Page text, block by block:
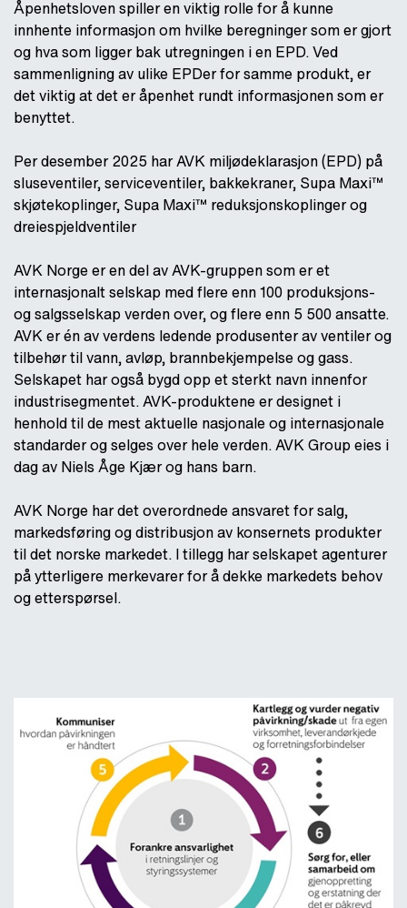
Åpenhetsloven spiller en viktig rolle for å kunne
innhente informasjon om hvilke beregninger som er gjort
og hva som ligger bak utregningen i en EPD. Ved
sammenligning av ulike EPDer for samme produkt, er
det viktig at det er åpenhet rundt informasjonen som er
benyttet.
Per desember 2025 har AVK miljødeklarasjon (EPD) på
sluseventiler, serviceventiler, bakkekraner, Supa Maxi™
skjøtekoplinger, Supa Maxi™ reduksjonskoplinger og
dreiespjeldventiler
AVK Norge er en del av AVK-gruppen som er et
internasjonalt selskap med flere enn 100 produksjons-
og salgsselskap verden over, og flere enn 5 500 ansatte.
AVK er én av verdens ledende produsenter av ventiler og
tilbehør til vann, avløp, brannbekjempelse og gass.
Selskapet har også bygd opp et sterkt navn innenfor
industrisegmentet. AVK-produktene er designet i
henhold til de mest aktuelle nasjonale og internasjonale
standarder og selges over hele verden. AVK Group eies i
dag av Niels Åge Kjær og hans barn.
AVK Norge har det overordnede ansvaret for salg,
markedsføring og distribusjon av konsernets produkter
til det norske markedet. I tillegg har selskapet agenturer
på ytterligere merkevarer for å dekke markedets behov
og etterspørsel.